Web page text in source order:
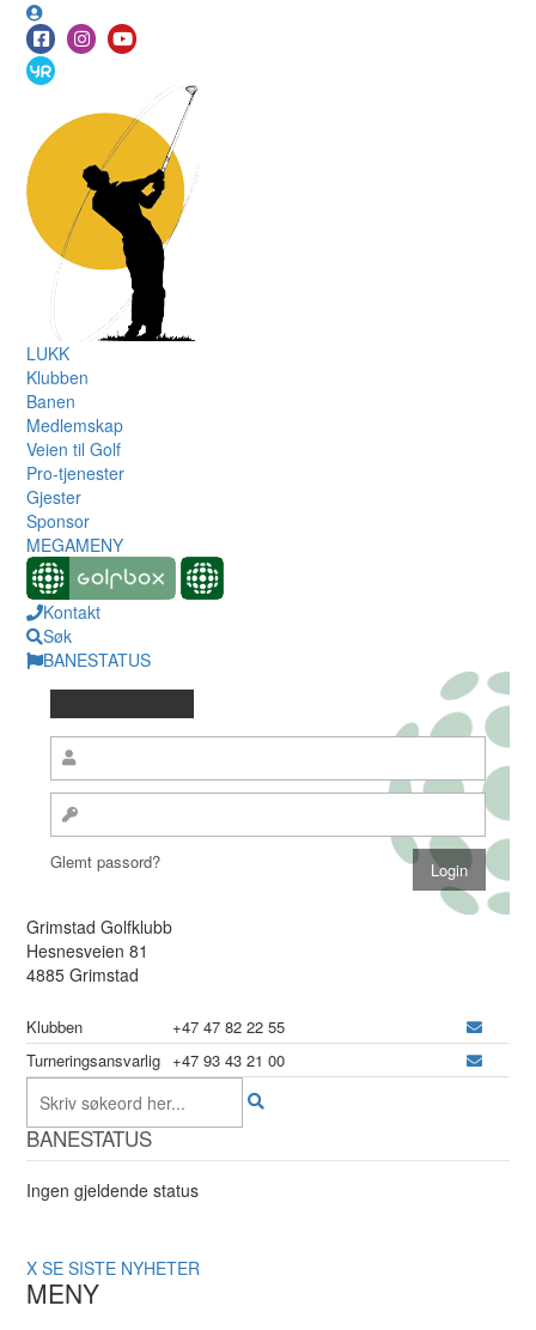
LUKK
Klubben
Banen
Medlemskap
Veien til Golf
Pro-tjenester
Gjester
Sponsor
MEGAMENY
Kontakt
Søk
BANESTATUS
Glemt passord?
Grimstad Golfklubb
Hesnesveien 81
4885 Grimstad
Klubben
+47 47 82 22 55
Turneringsansvarlig +47 93 43 21 00
BANESTATUS
Ingen gjeldende status
X SE SISTE NYHETER
MENY